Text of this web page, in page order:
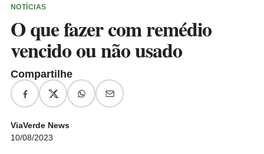
NOTÍCIAS
O que fazer com remédio
vencido ou não usado
Compartilhe
ViaVerde News
10/08/2023